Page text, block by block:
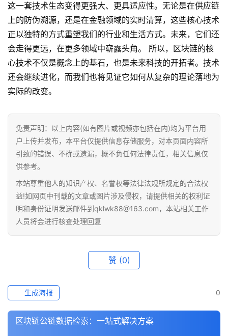
这一套技术生态变得更强大、更具适应性。无论是在供应链
上的防伪溯源，还是在金融领域的实时清算，这些核心技术
正以独特的方式重塑我们的行业和生活方式。未来，它们还
会走得更远，在更多领域中崭露头角。 所以，区块链的核
心技术不仅是概念上的基石，也是未来科技的开拓者。技术
还会继续进化，而我们也将见证它如何从复杂的理论落地为
实际的改变。
免责声明：以上内容(如有图片或视频亦包括在内)均为平台用
户上传并发布，本平台仅提供信息存储服务，对本页面内容所
引致的错误、不确或遗漏，概不负任何法律责任，相关信息仅
供参考。
本站尊重他人的知识产权、名誉权等法律法规所规定的合法权
益!如网页中刊载的文章或图片涉及侵权，请提供相关的权利证
明和身份证明发送邮件到qklwk88@163.com，本站相关工作
人员将会进行核查处理回复
赞 (0)
0
生成海报
区块链公链数据检索：一站式解决方案